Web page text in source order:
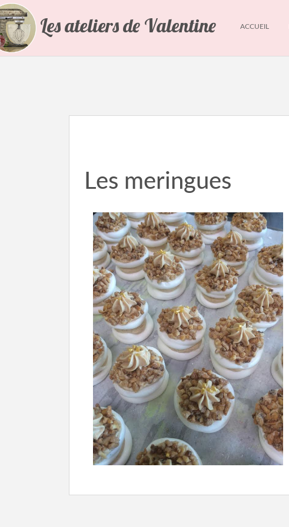
Les ateliers de Valentine ACCUEIL
Les meringues